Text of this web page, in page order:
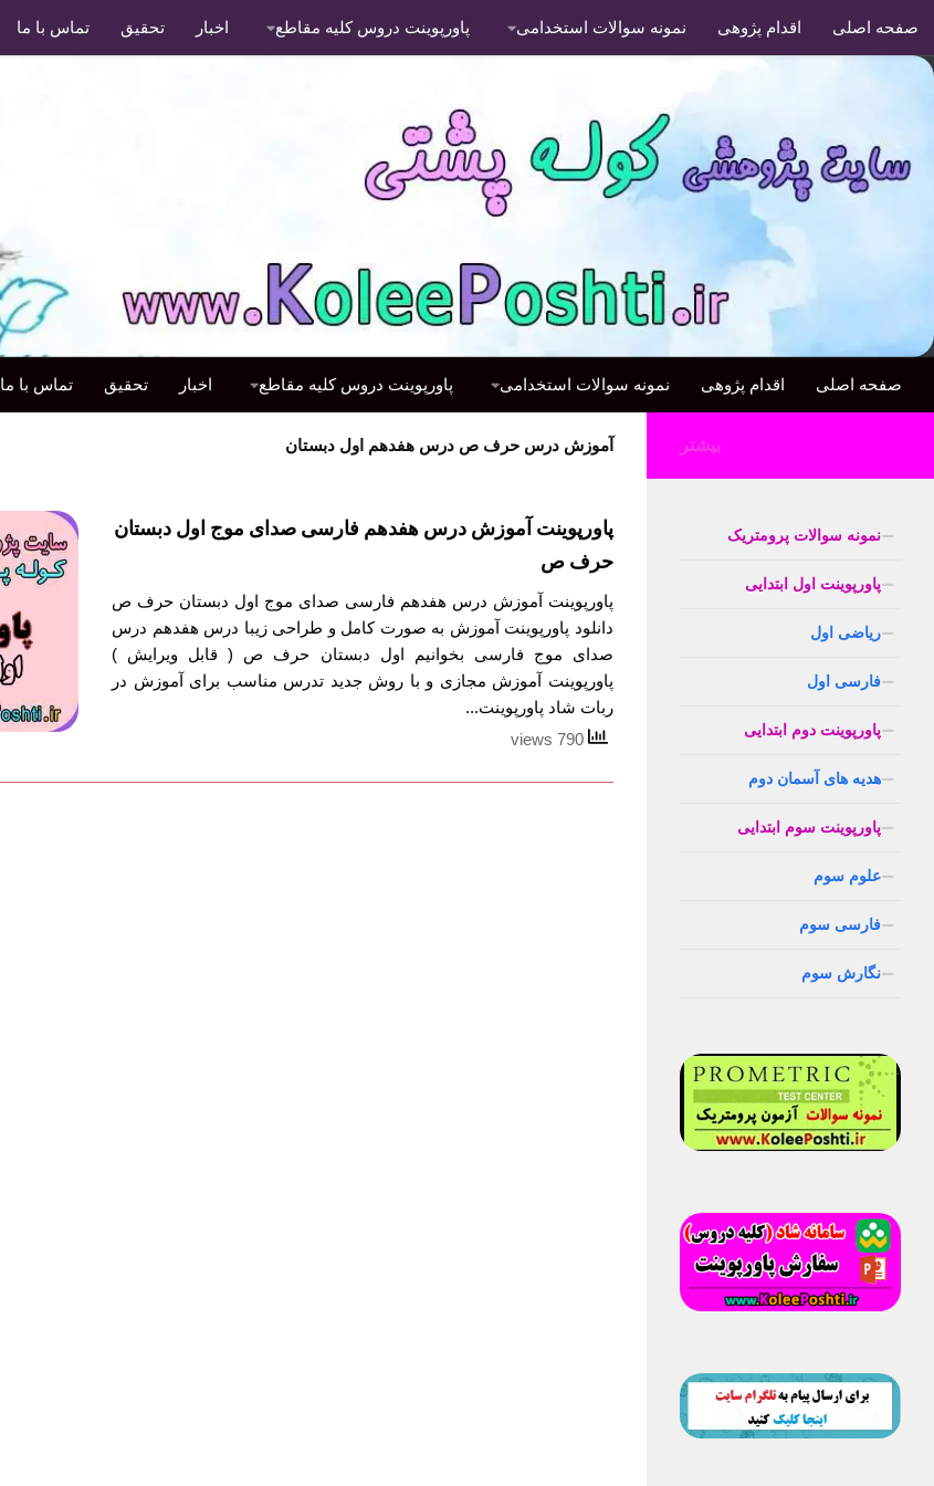
صفحه اصلی اقدام پژوهی نمونه سوالات استخدامی پاورپوینت دروس کلیه مقاطع اخبار تحقیق تماس با ما
صفحه اصلی اقدام پژوهی نمونه سوالات استخدامی پاورپوینت دروس کلیه مقاطع اخبار تحقیق تماس با ما
آموزش درس حرف ص درس هفدهم اول دبستان
پاورپوینت آموزش درس هفدهم فارسی صدای موج اول دبستان
حرف ص
پاورپوینت آموزش درس هفدهم فارسی صدای موج اول دبستان حرف ص
دانلود پاورپوینت آموزش به صورت کامل و طراحی زیبا درس هفدهم درس
صدای موج فارسی بخوانیم اول دبستان حرف ص ( قابل ویرایش )
پاورپوینت آموزش مجازی و با روش جدید تدرس مناسب برای آموزش در
ربات شاد پاورپوینت...
بیشتر
نمونه سوالات پرومتریک
پاورپوینت اول ابتدایی
ریاضی اول
فارسی اول
پاورپوینت دوم ابتدایی
هدیه های آسمان دوم
پاورپوینت سوم ابتدایی
علوم سوم
فارسی سوم
نگارش سوم